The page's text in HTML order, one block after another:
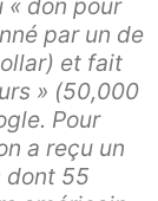
par un de
et fait
» (50,000
Pour
a reçu un
dont 55